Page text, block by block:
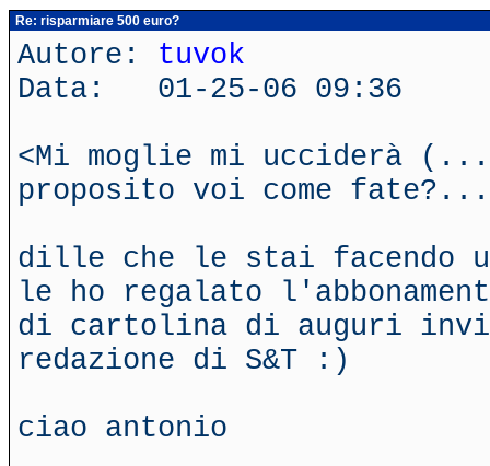
Re: risparmiare 500 euro?
Autore: tuvok
Data: 01-25-06 09:36
<Mi moglie mi ucciderà
proposito voi come
dille che le stai facendo
le ho regalato
di cartolina di auguri
redazione di S&T :)
ciao antonio